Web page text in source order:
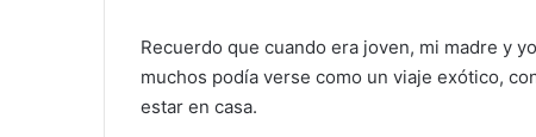
Recuerdo que cuando era joven, mi madre y
muchos podía verse como un viaje exótico,
estar en casa.